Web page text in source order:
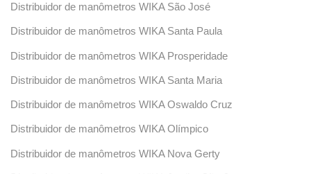
Distribuidor de manômetros WIKA São José
Distribuidor de manômetros WIKA Santa Paula
Distribuidor de manômetros WIKA Prosperidade
Distribuidor de manômetros WIKA Santa Maria
Distribuidor de manômetros WIKA Oswaldo Cruz
Distribuidor de manômetros WIKA Olímpico
Distribuidor de manômetros WIKA Nova Gerty